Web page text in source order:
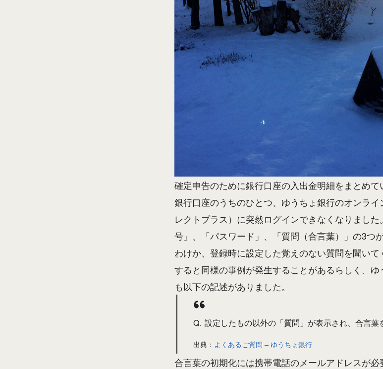
確定申告のために銀行口座の入出金明細をまとめ
銀行口座のうちのひとつ、ゆうちょ銀行のオンラ
レクトプラス）に突然ログインできなくなりまし
号」、「パスワード」、「質問（合言葉）」の3つ
わけか、登録時に設定した覚えのない質問を聞い
すると同様の事例が発生することがあるらしく、
も以下の記述がありました。
Q. 設定したもの以外の「質問」が表示され、合言葉
出典： よくあるご質問 – ゆうちょ銀行
合言葉の初期化には携帯電話のメールアドレスが